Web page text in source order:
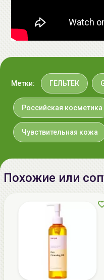
Метки: ГЕЛЬТЕК
Российская косметика
Чувствительная кожа
Похожие или